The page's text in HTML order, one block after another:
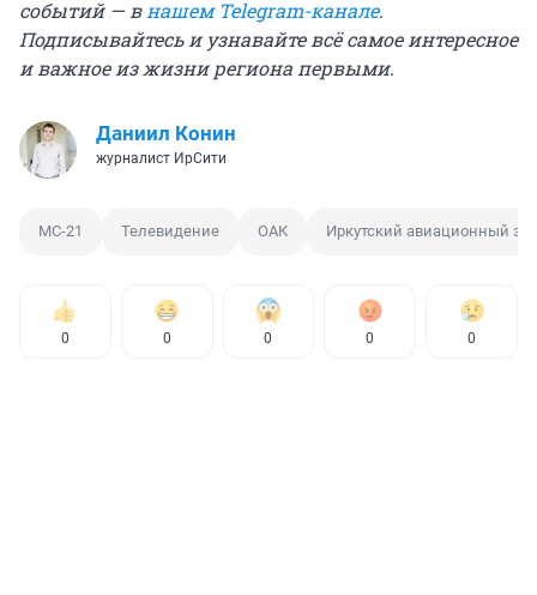
событий — внашем Telegram-канале.
Подписывайтесь и узнавайте всё самое интересное
и важное из жизни региона первыми.
Даниил Конин
журналист ИрСити
МС-21 Телевидение ОАК Иркутский авиационный
0 0 0 0 0